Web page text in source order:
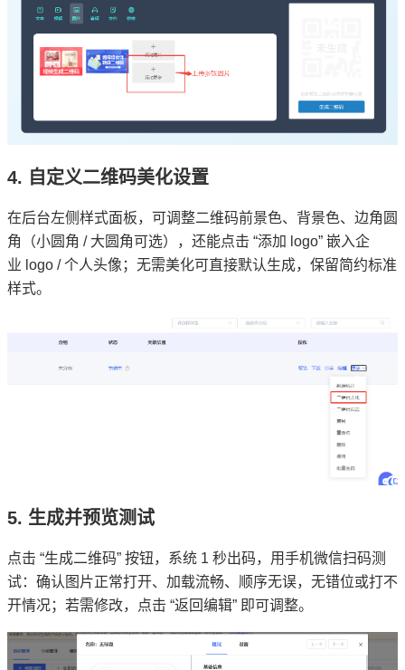
4. 自定义二维码美化设置
在后台左侧样式面板，可调整二维码前景色、背景色、边角圆
角（小圆角 / 大圆角可选），还能点击 “添加 logo” 嵌入企
业 logo / 个人头像；无需美化可直接默认生成，保留简约标准
样式。
5. 生成并预览测试
点击 “生成二维码” 按钮，系统 1 秒出码，用手机微信扫码测
试：确认图片正常打开、加载流畅、顺序无误，无错位或打不
开情况；若需修改，点击 “返回编辑” 即可调整。